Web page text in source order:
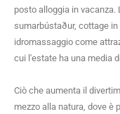
posto alloggia in
sumarbústaður, cottage
idromassaggio come
cui l'estate ha una media
Ciò che aumenta il
mezzo alla natura, dove è